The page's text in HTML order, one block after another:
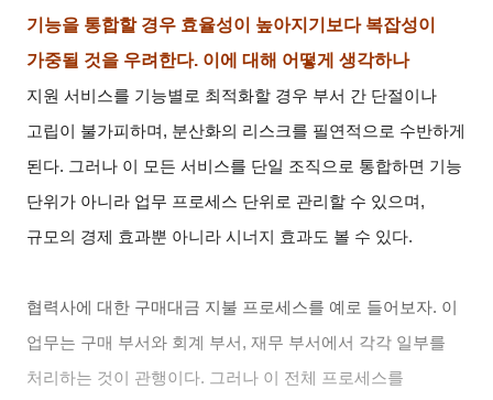
기능을 통합할 경우 효율성이 높아지기보다 복잡성이
가중될 것을 우려한다. 이에 대해 어떻게 생각하나
지원 서비스를 기능별로 최적화할 경우 부서 간 단절이나
고립이 불가피하며, 분산화의 리스크를 필연적으로 수반하게
된다. 그러나 이 모든 서비스를 단일 조직으로 통합하면 기능
단위가 아니라 업무 프로세스 단위로 관리할 수 있으며,
규모의 경제 효과뿐 아니라 시너지 효과도 볼 수 있다.
협력사에 대한 구매대금 지불 프로세스를 예로 들어보자. 이
업무는 구매 부서와 회계 부서, 재무 부서에서 각각 일부를
처리하는 것이 관행이다. 그러나 이 전체 프로세스를